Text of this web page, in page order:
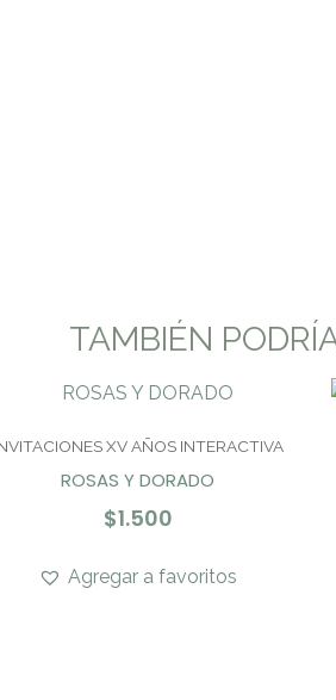
TAMBIÉN
XV AÑOS INTERACTIVA
ROSAS Y DORADO
$1.500
Agregar a favoritos